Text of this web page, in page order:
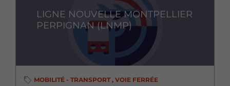
LIGNE NOUVELLE MONTPELLIER
PERPIGNAN (LNMP)
MOBILITÉ - TRANSPORT , VOIE FERRÉE